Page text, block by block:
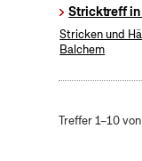
Stricktreff in
Stricken und
Balchem
Treffer 1–10